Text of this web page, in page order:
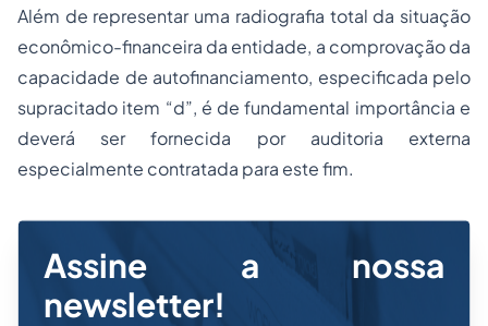
Além de representar uma radiografia total da situação
econômico-financeira da entidade, a comprovação da
capacidade de autofinanciamento, especificada pelo
supracitado item “d”, é de fundamental importância e
deverá ser fornecida por auditoria externa
especialmente contratada para este fim.
Assine a nossa
newsletter!